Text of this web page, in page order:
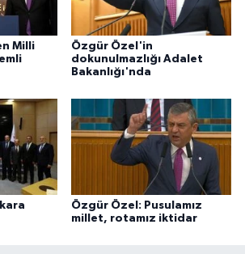
Milli
Özgür Özel'in
dokunulmazlığı Adalet
Bakanlığı'nda
Özgür Özel: Pusulamız
millet, rotamız iktidar